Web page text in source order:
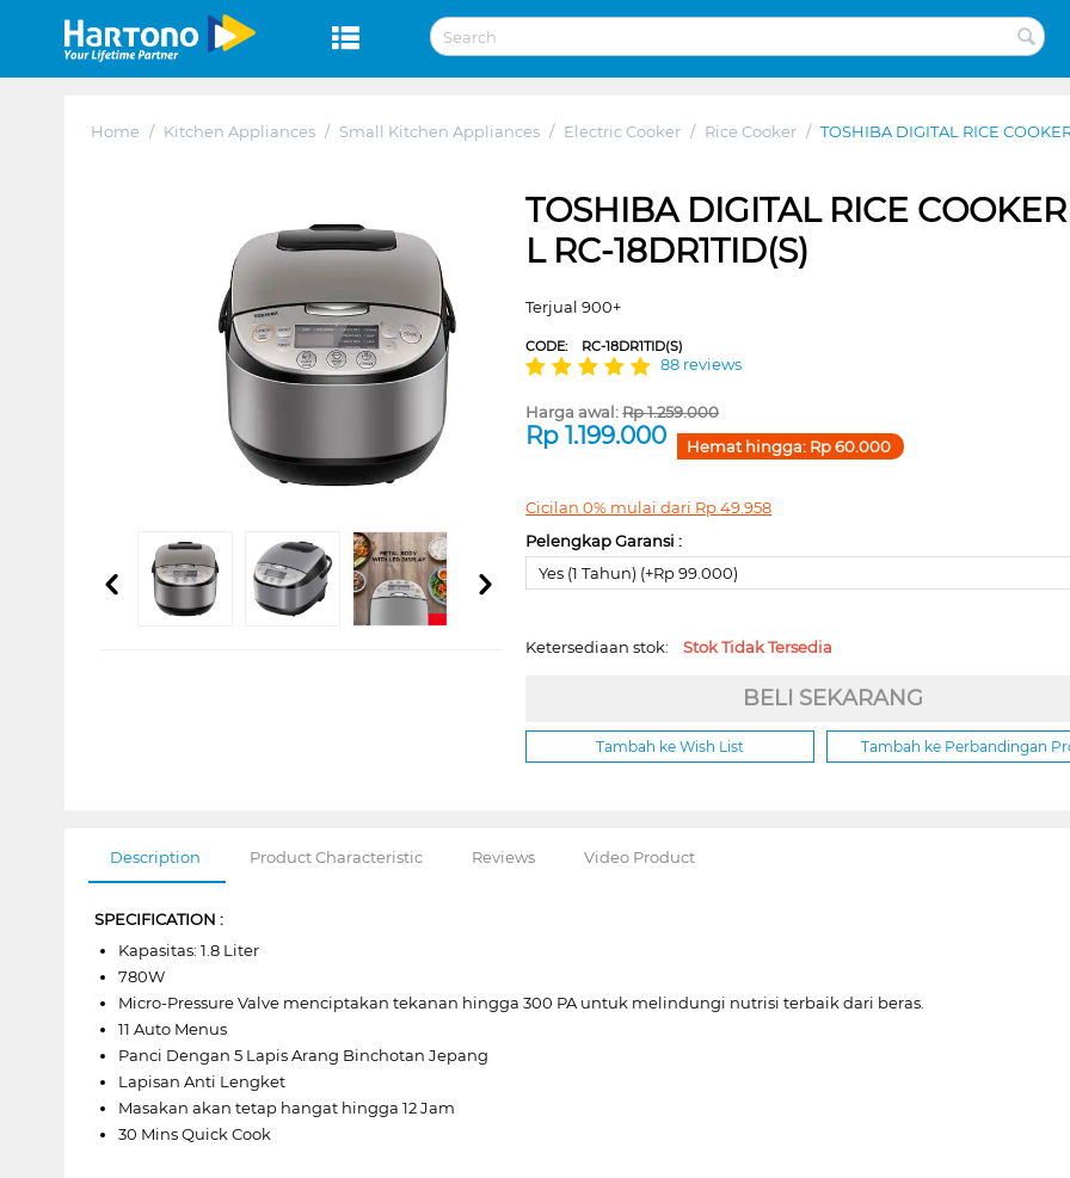
Home / Kitchen Appliances / Small Kitchen Appliances / Electric Cooker / Rice Cooker / TOSHIBA DIGITAL RICE
TOSHIBA DIGITAL RICE COOKER
L RC-18DR1TID(S)
Terjual 900+
CODE: RC-18DR1TID(S)
88 reviews
Harga awal:Rp1.259.000
Rp1.199.000 Hemat hingga: Rp60.000
Cicilan 0% mulai dari Rp49.958
Pelengkap Garansi :
Yes (1 Tahun) (+Rp 99.000)
Ketersediaan stok:Stok Tidak Tersedia
BELI SEKARANG
Tambah ke Wish List Tambah ke Perbandingan
Description Product Characteristic Reviews Video Product
SPECIFICATION :
Kapasitas: 1.8 Liter
780W
Micro-Pressure Valve menciptakan tekanan hingga 300 PA untuk melindungi nutrisi terbaik dari beras.
11 Auto Menus
Panci Dengan 5 Lapis Arang Binchotan Jepang
Lapisan Anti Lengket
Masakan akan tetap hangat hingga 12 Jam
30 Mins Quick Cook